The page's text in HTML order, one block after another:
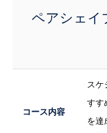
ペアシェ
コース内容
スケ
すす
を達